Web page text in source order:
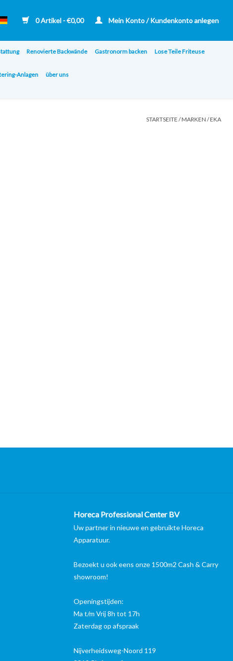
0 Artikel - €0,00 Mein Konto / Kundenkonto anlegen
Renovierte Backwände Gastronorm backen Lose Teile Friteuse
Anlagen über uns
STARTSEITE /MARKEN /EKA
Horeca Professional Center BV
Uw partner in nieuwe en gebruikte Horeca
Apparatuur.
Bezoekt u ook eens onze 1500m2 Cash & Carry
showroom!
Openingstijden:
Ma t/m Vrij 8h tot 17h
Zaterdag op afspraak
Nijverheidsweg-Noord 119